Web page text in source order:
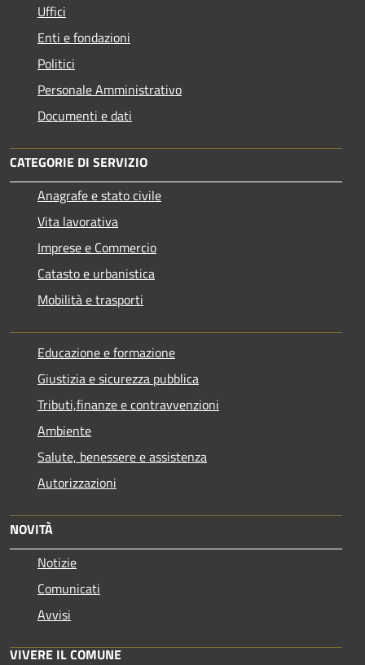
Uffici
Enti e fondazioni
Politici
Personale Amministrativo
Documenti e dati
CATEGORIE DI SERVIZIO
Anagrafe e stato civile
Vita lavorativa
Imprese e Commercio
Catasto e urbanistica
Mobilità e trasporti
Educazione e formazione
Giustizia e sicurezza pubblica
Tributi,finanze e contravvenzioni
Ambiente
Salute, benessere e assistenza
Autorizzazioni
NOVITÀ
Notizie
Comunicati
Avvisi
VIVERE IL COMUNE